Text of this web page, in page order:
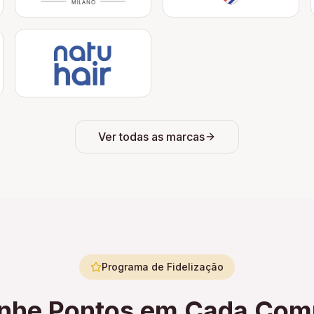
Ver todas as marcas
Programa de Fidelização